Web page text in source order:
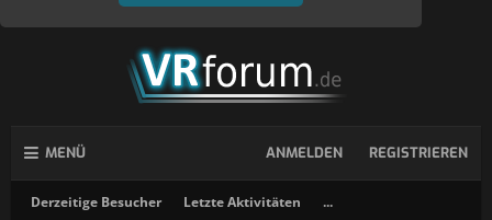
MENÜ
Derzeitige Besucher Letzte Aktivitäten ...
ANMELDEN REGISTRIEREN